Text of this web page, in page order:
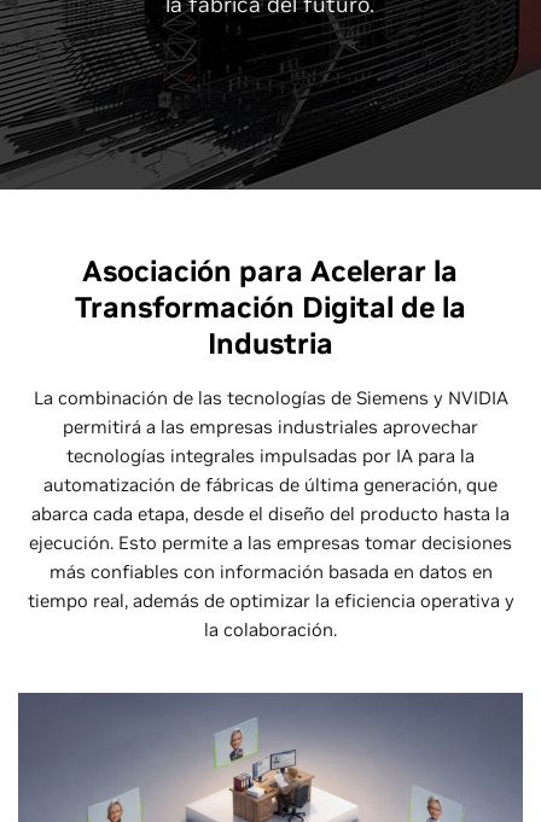
Asociación para Acelerar la
Transformación Digital de la
Industria
La combinación de las tecnologías de Siemens y NVIDIA
permitirá a las empresas industriales aprovechar
tecnologías integrales impulsadas por IA para la
automatización de fábricas de última generación, que
abarca cada etapa, desde el diseño del producto hasta la
ejecución. Esto permite a las empresas tomar decisiones
más confiables con información basada en datos en
tiempo real, además de optimizar la eficiencia operativa y
la colaboración.